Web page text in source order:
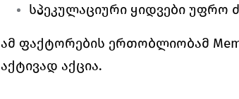
სპეკულაციური ყიდვები
ამ ფაქტორების ერთობლიობამ
აქტივად აქცია.